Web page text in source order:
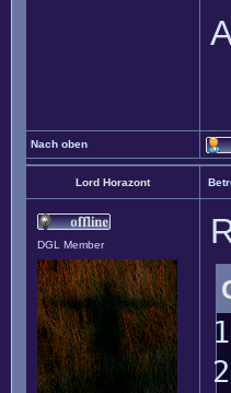
Nach oben
Lord Horazont
DGL Member